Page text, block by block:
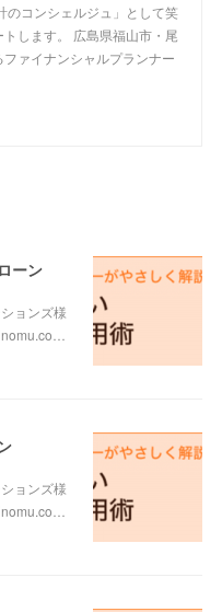
のコンシェルジュ」として笑
します。 広島県福山市・尾
ァイナンシャルプランナー
ーン
ョンズ様
ョンズ様